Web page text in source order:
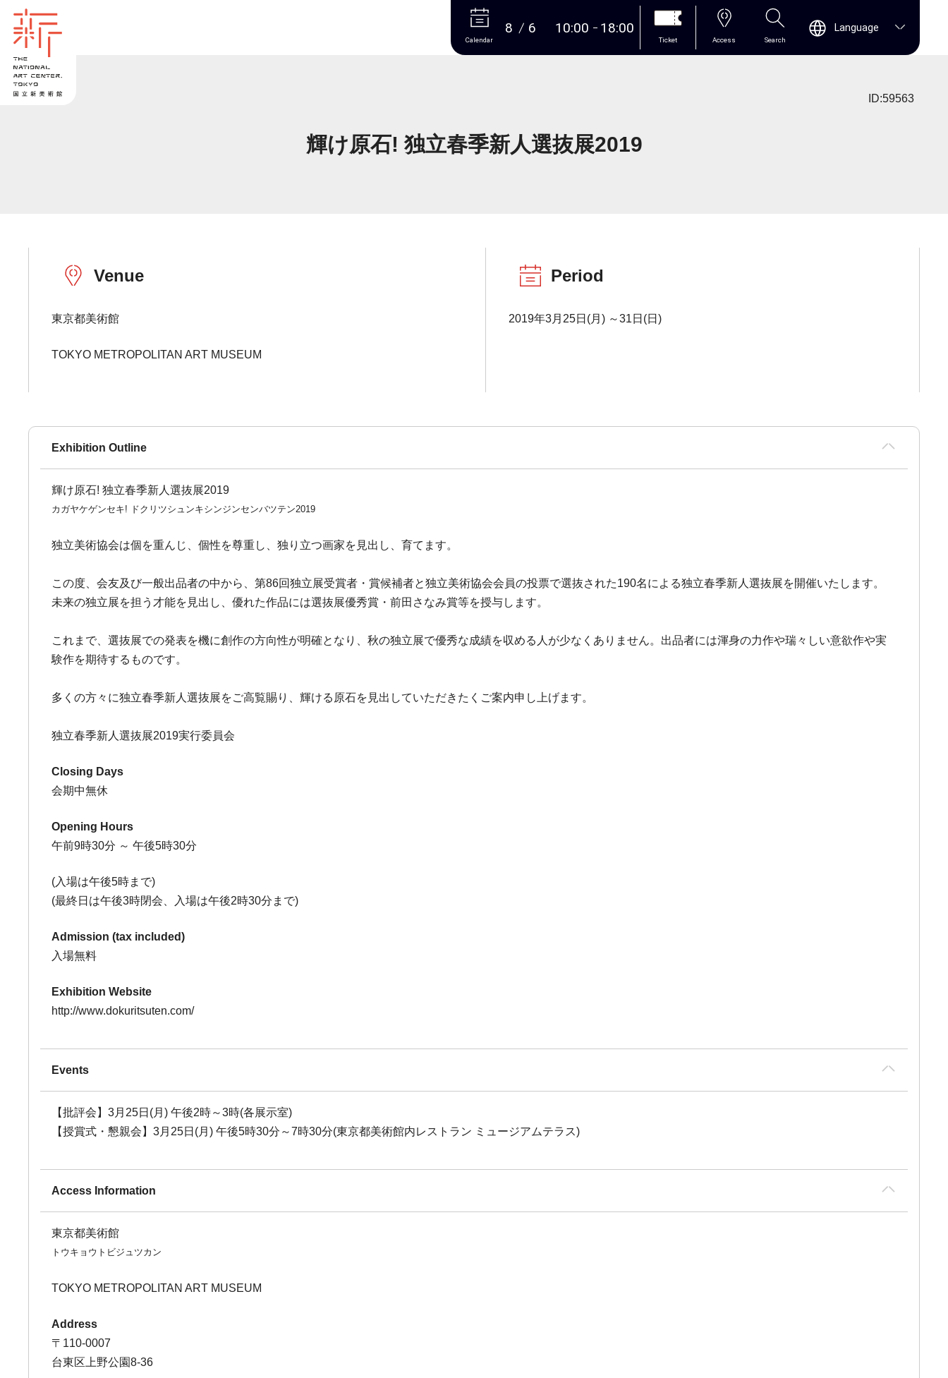
More
Calendar
8 6 10:00 18:00
Ticket Access Search
Language
ID:59563
輝け原石! 独立春季新人選抜展2019
Venue
東京都美術館
TOKYO METROPOLITAN ART MUSEUM
Period
2019年3月25日(月) ～31日(日)
Exhibition Outline
輝け原石! 独立春季新人選抜展2019
カガヤケゲンセキ! ドクリツシュンキシンジンセンバツテン2019
独立美術協会は個を重んじ、個性を尊重し、独り立つ画家を見出し、育てます。
この度、会友及び一般出品者の中から、第86回独立展受賞者・賞候補者と独立美術協会会員の投票で選抜された190名による独立春季新人選抜展を開催いたします。
未来の独立展を担う才能を見出し、優れた作品には選抜展優秀賞・前田さなみ賞等を授与します。
これまで、選抜展での発表を機に創作の方向性が明確となり、秋の独立展で優秀な成績を収める人が少なくありません。出品者には渾身の力作や瑞々しい意欲作や実
験作を期待するものです。
多くの方々に独立春季新人選抜展をご高覧賜り、輝ける原石を見出していただきたくご案内申し上げます。
独立春季新人選抜展2019実行委員会
Closing Days
会期中無休
Opening Hours
午前9時30分 ～ 午後5時30分
(入場は午後5時まで)
(最終日は午後3時閉会、入場は午後2時30分まで)
Admission (tax included)
入場無料
Exhibition Website
http://www.dokuritsuten.com/
Events
【批評会】3月25日(月) 午後2時～3時(各展示室)
【授賞式・懇親会】3月25日(月) 午後5時30分～7時30分(東京都美術館内レストラン ミュージアムテラス)
Access Information
東京都美術館
トウキョウトビジュツカン
TOKYO METROPOLITAN ART MUSEUM
Address
〒110-0007
台東区上野公園8-36